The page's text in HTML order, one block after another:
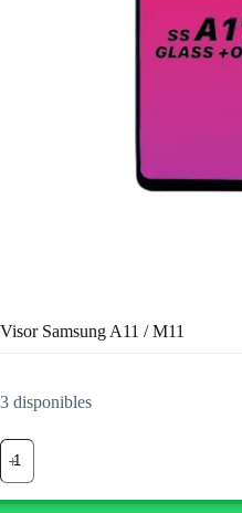
Visor Samsung A11 / M11
3 disponibles
Visor
Samsung
A11
/